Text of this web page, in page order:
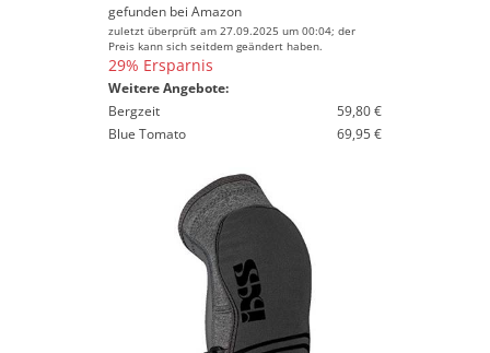
gefunden bei Amazon
zuletzt überprüft am 27.09.2025 um 00:04; der
Preis kann sich seitdem geändert haben.
29% Ersparnis
Weitere Angebote:
Bergzeit
59,80 €
Blue Tomato
69,95 €